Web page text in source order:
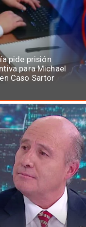
pide prisión
para Michael
Caso Sartor